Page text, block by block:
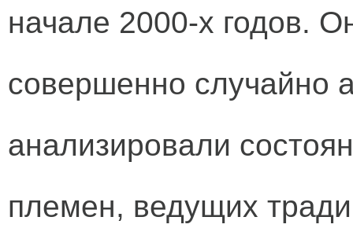
начале 2000-х годов.
совершенно случайно
анализировали
племен, ведущих